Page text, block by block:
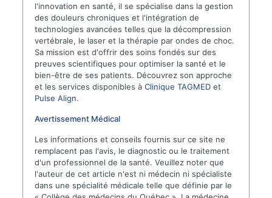
l'innovation en santé, il se spécialise dans la gestion
des douleurs chroniques et l'intégration de
technologies avancées telles que la décompression
vertébrale, le laser et la thérapie par ondes de choc.
Sa mission est d'offrir des soins fondés sur des
preuves scientifiques pour optimiser la santé et le
bien-être de ses patients. Découvrez son approche
et les services disponibles àClinique TAGMED et
Pulse Align.
Avertissement Médical
Les informations et conseils fournis sur ce site ne
remplacent pas l'avis, le diagnostic ou le traitement
d'un professionnel de la santé. Veuillez noter que
l'auteur de cet article n'est ni médecin ni spécialiste
dans une spécialité médicale telle que définie par le